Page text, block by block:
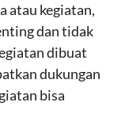
atau kegiatan,
dan tidak
dibuat
dukungan
bisa